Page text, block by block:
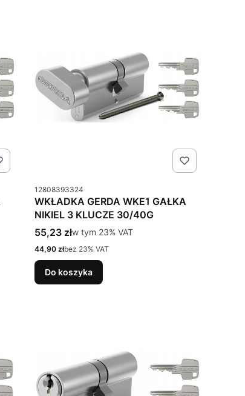
Kod produktu
12808393324
WKŁADKA GERDA WKE1 GAŁKA
NIKIEL 3 KLUCZE 30/40G
Cena brutto
55,23 złw tym %s VAT
w tym 23% VAT
Cena netto
44,90 złbez 23% VAT
Do koszyka